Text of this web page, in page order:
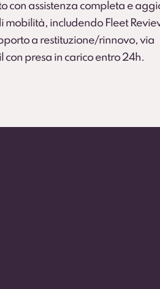
con assistenza completa e
mobilità, includendo Fleet
a restituzione/rinnovo, via
presa in carico entro 24h.